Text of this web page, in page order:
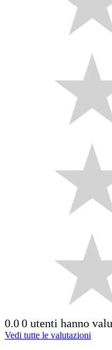
0.00 utenti hanno
Vedi tutte le valutazioni